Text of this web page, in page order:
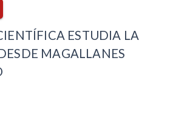
ESTUDIA LA
MAGALLANES